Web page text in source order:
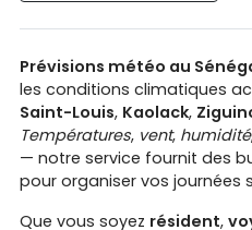
Prévisions météo au
les conditions climatiques
Saint-Louis, Kaolack,
Températures, vent, humidité
— notre service fournit des
pour organiser vos journées
Que vous soyez résident,